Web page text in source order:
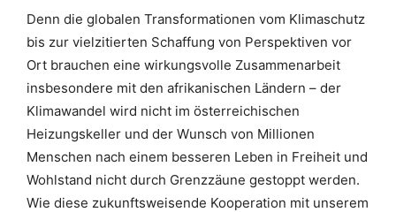
Denn die globalen Transformationen vom Klimaschutz
bis zur vielzitierten Schaffung von Perspektiven vor
Ort brauchen eine wirkungsvolle Zusammenarbeit
insbesondere mit den afrikanischen Ländern – der
Klimawandel wird nicht im österreichischen
Heizungskeller und der Wunsch von Millionen
Menschen nach einem besseren Leben in Freiheit und
Wohlstand nicht durch Grenzzäune gestoppt werden.
Wie diese zukunftsweisende Kooperation mit unserem